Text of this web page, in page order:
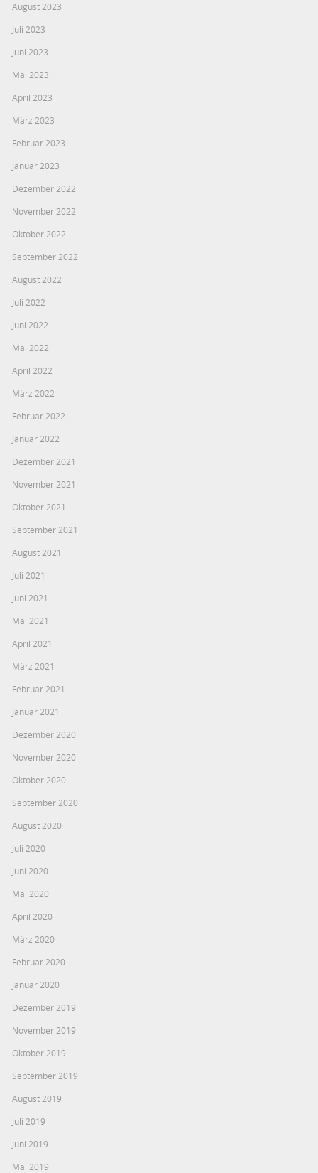
August 2023
Juli 2023
Juni 2023
Mai 2023
April 2023
März 2023
Februar 2023
Januar 2023
Dezember 2022
November 2022
Oktober 2022
September 2022
August 2022
Juli 2022
Juni 2022
Mai 2022
April 2022
März 2022
Februar 2022
Januar 2022
Dezember 2021
November 2021
Oktober 2021
September 2021
August 2021
Juli 2021
Juni 2021
Mai 2021
April 2021
März 2021
Februar 2021
Januar 2021
Dezember 2020
November 2020
Oktober 2020
September 2020
August 2020
Juli 2020
Juni 2020
Mai 2020
April 2020
März 2020
Februar 2020
Januar 2020
Dezember 2019
November 2019
Oktober 2019
September 2019
August 2019
Juli 2019
Juni 2019
Mai 2019